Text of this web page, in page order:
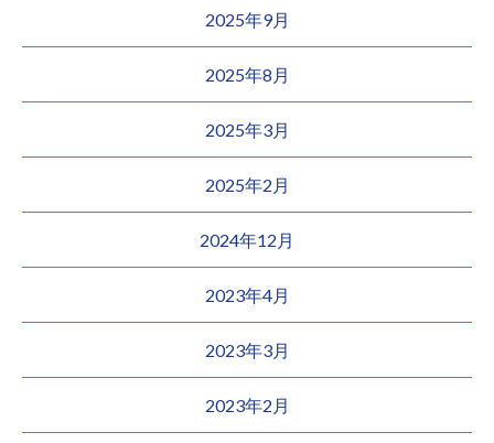
2025年9月
2025年8月
2025年3月
2025年2月
2024年12月
2023年4月
2023年3月
2023年2月